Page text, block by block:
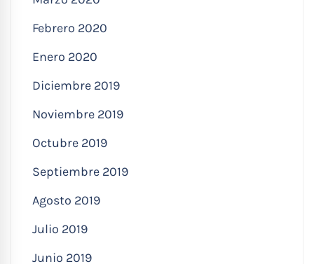
Febrero 2020
Enero 2020
Diciembre 2019
Noviembre 2019
Octubre 2019
Septiembre 2019
Agosto 2019
Julio 2019
Junio 2019